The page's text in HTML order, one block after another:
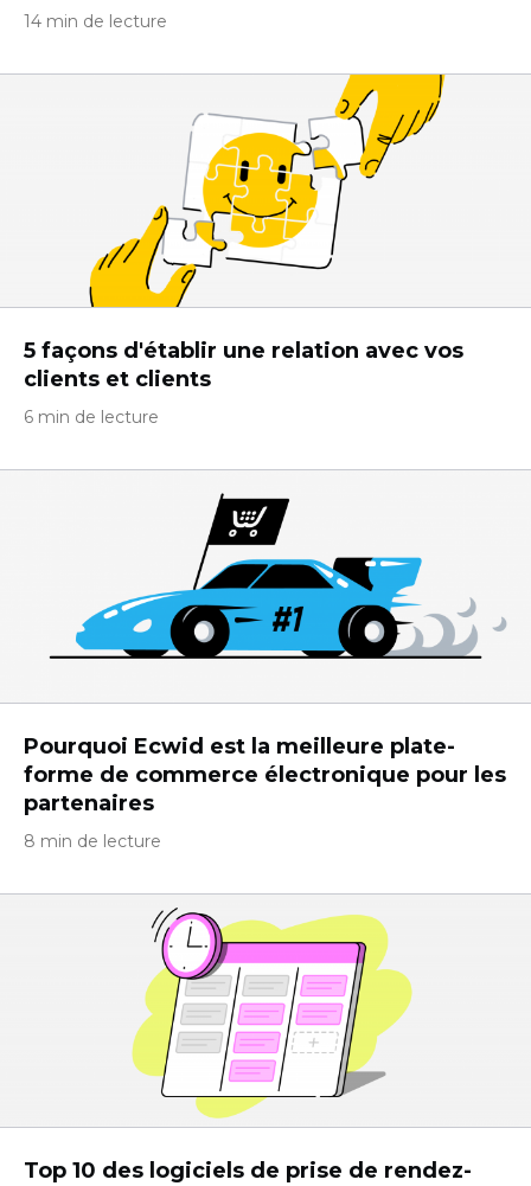
14 min de lecture
5 façons d'établir une relation avec vos
clients et clients
6 min de lecture
Pourquoi Ecwid est la meilleure plate-
forme de commerce électronique pour les
partenaires
8 min de lecture
Top 10 des logiciels de prise de rendez-